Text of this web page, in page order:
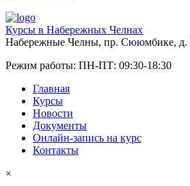
Курсы в Набережных Челнах
Набережные Челны, пр. Сююмбике, д.
Режим работы: ПН-ПТ: 09:30-18:30
Главная
Курсы
Новости
Документы
Онлайн-запись на курс
Контакты
×